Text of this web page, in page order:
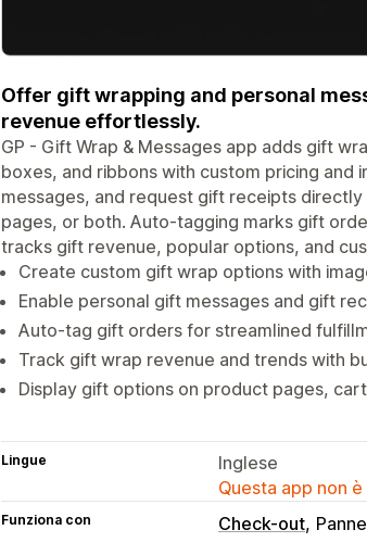
Offer gift wrapping and personal
revenue effortlessly.
GP - Gift Wrap & Messages app adds gift
boxes, and ribbons with custom pricing and
messages, and request gift receipts
pages, or both. Auto-tagging marks gift
tracks gift revenue, popular options, and
Create custom gift wrap options with
Enable personal gift messages and gift
Auto-tag gift orders for streamlined
Track gift wrap revenue and trends with
Display gift options on product pages,
Lingue
Inglese
Questa app non
Funziona con Check-out